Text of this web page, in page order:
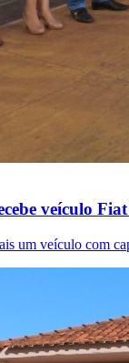
veículo
um veículo com